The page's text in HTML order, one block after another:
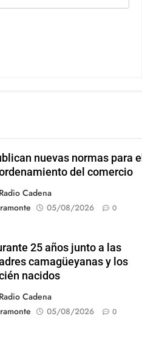
nuevas normas para el
del comercio
Radio Cadena
05/08/2026 0
25 años junto a las
camagüeyanas y los
nacidos
Radio Cadena
05/08/2026 0